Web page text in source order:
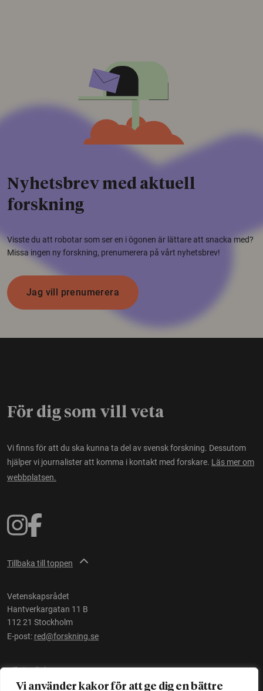
Vi använder kakor för att ge dig en bättre
Nyhetsbrev med aktuell
forskning
Visste du att robotar som ser en i ögonen är lättare att snacka med?
Missa ingen ny forskning, prenumerera på vårt nyhetsbrev!
Jag vill prenumerera
För dig som vill veta
Vi finns för att du ska kunna ta del av svensk forskning. Dessutom
hjälper vi journalister att komma i kontakt med forskare. Läs mer om
webbplatsen.
Tillbaka till toppen
Vetenskapsrådet
Hantverkargatan 11 B
112 21 Stockholm
E-post: red@forskning.se
Tillgänglighet